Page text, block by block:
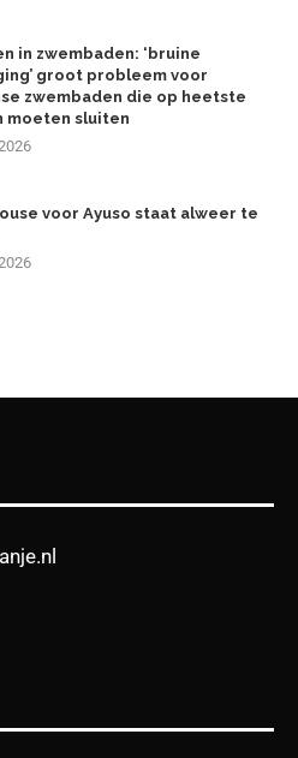
in zwembaden: ‘bruine
groot probleem voor
zwembaden die op heetste
moeten sluiten
voor Ayuso staat alweer te